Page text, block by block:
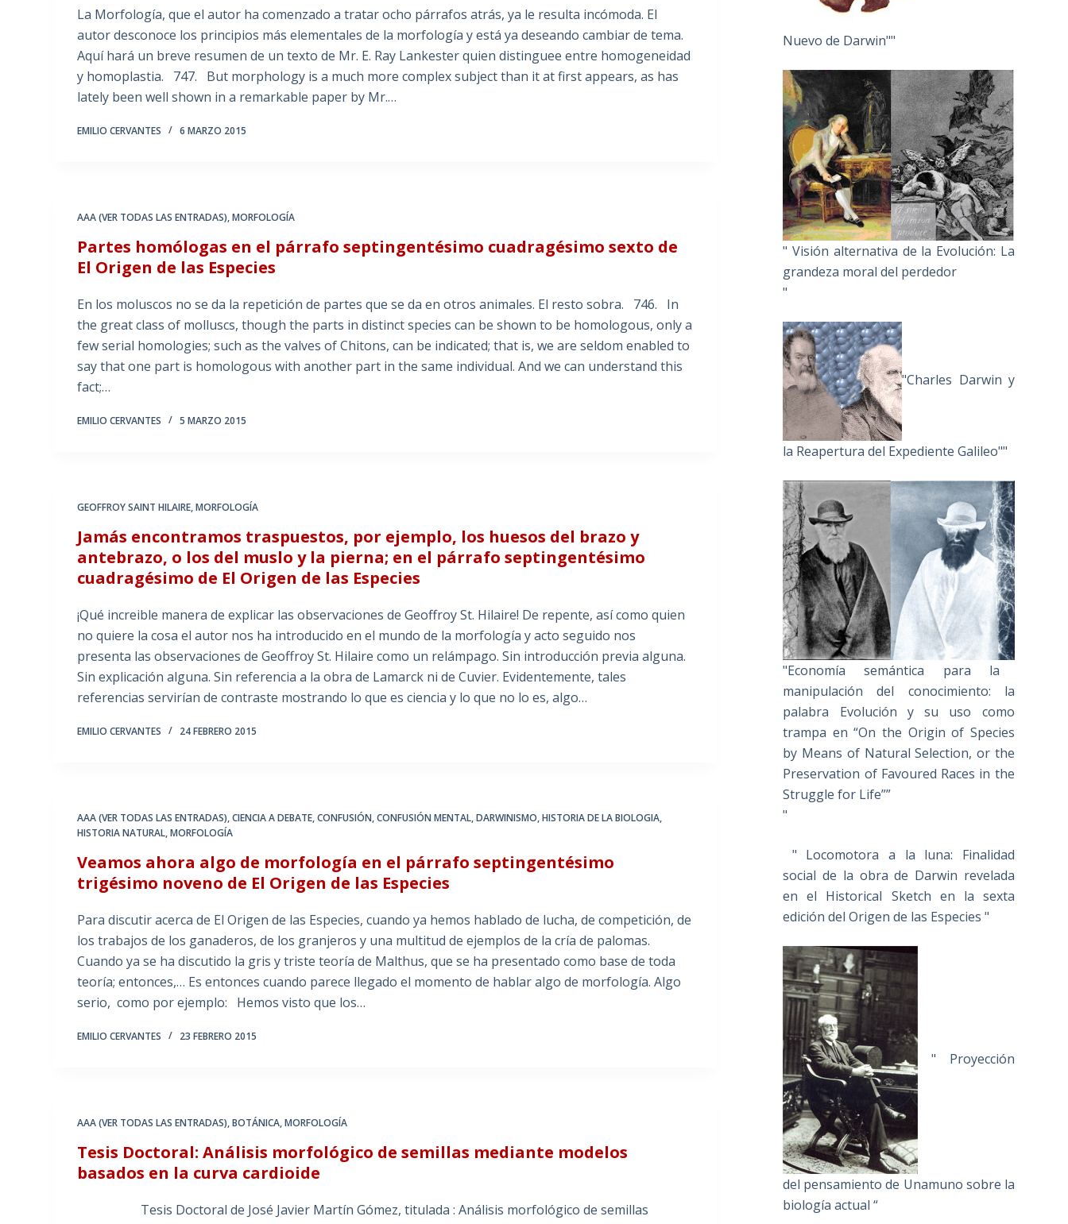
La Morfología, que el autor ha comenzado a tratar ocho párrafos atrás, ya le resulta incómoda. El
autor desconoce los principios más elementales de la morfología y está ya deseando cambiar de tema.
Aquí hará un breve resumen de un texto de Mr. E. Ray Lankester quien distinguee entre homogeneidad
y homoplastia. 747. But morphology is a much more complex subject than it at first appears, as has
lately been well shown in a remarkable paper by Mr.…
EMILIO CERVANTES 6 MARZO 2015
AAA (VER TODAS LAS ENTRADAS),MORFOLOGÍA
Partes homólogas en el párrafo septingentésimo cuadragésimo sexto de
El Origen de las Especies
En los moluscos no se da la repetición de partes que se da en otros animales. El resto sobra. 746. In
the great class of molluscs, though the parts in distinct species can be shown to be homologous, only a
few serial homologies; such as the valves of Chitons, can be indicated; that is, we are seldom enabled to
say that one part is homologous with another part in the same individual. And we can understand this
fact;…
EMILIO CERVANTES 5 MARZO 2015
GEOFFROY SAINT HILAIRE,MORFOLOGÍA
Jamás encontramos traspuestos, por ejemplo, los huesos del brazo y
antebrazo, o los del muslo y la pierna; en el párrafo septingentésimo
cuadragésimo de El Origen de las Especies
¡Qué increible manera de explicar las observaciones de Geoffroy St. Hilaire! De repente, así como quien
no quiere la cosa el autor nos ha introducido en el mundo de la morfología y acto seguido nos
presenta las observaciones de Geoffroy St. Hilaire como un relámpago. Sin introducción previa alguna.
Sin explicación alguna. Sin referencia a la obra de Lamarck ni de Cuvier. Evidentemente, tales
referencias servirían de contraste mostrando lo que es ciencia y lo que no lo es, algo…
EMILIO CERVANTES 24 FEBRERO 2015
AAA (VER TODAS LAS ENTRADAS),CIENCIA A DEBATE,CONFUSIÓN,CONFUSIÓN MENTAL,DARWINISMO,HISTORIA DE LA BIOLOGIA,
HISTORIA NATURAL,MORFOLOGÍA
Veamos ahora algo de morfología en el párrafo septingentésimo
trigésimo noveno de El Origen de las Especies
Para discutir acerca de El Origen de las Especies, cuando ya hemos hablado de lucha, de competición, de
los trabajos de los ganaderos, de los granjeros y una multitud de ejemplos de la cría de palomas.
Cuando ya se ha discutido la gris y triste teoría de Malthus, que se ha presentado como base de toda
teoría; entonces,… Es entonces cuando parece llegado el momento de hablar algo de morfología. Algo
serio, como por ejemplo: Hemos visto que los…
EMILIO CERVANTES 23 FEBRERO 2015
AAA (VER TODAS LAS ENTRADAS),BOTÁNICA,MORFOLOGÍA
Tesis Doctoral: Análisis morfológico de semillas mediante modelos
basados en la curva cardioide
Tesis Doctoral de José Javier Martín Gómez, titulada : Análisis morfológico de semillas
Nuevo de Darwin""
" Visión alternativa de la Evolución: La
grandeza moral del perdedor
"
"Charles Darwin y
la Reapertura del Expediente Galileo""
"Economía semántica para la
manipulación del conocimiento: la
palabra Evolución y su uso como
trampa en “On the Origin of Species
by Means of Natural Selection, or the
Preservation of Favoured Races in the
Struggle for Life””
"
" Locomotora a la luna: Finalidad
social de la obra de Darwin revelada
en el Historical Sketch en la sexta
edición del Origen de las Especies "
" Proyección
del pensamiento de Unamuno sobre la
biología actual “